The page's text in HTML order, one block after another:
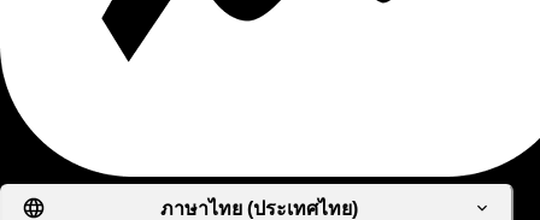
ภาษาไทย (ประเทศไทย)